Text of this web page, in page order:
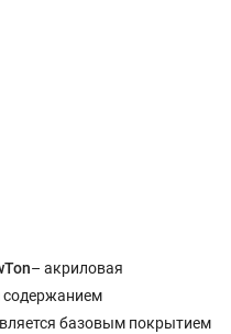
– акриловая
базовым покрытием